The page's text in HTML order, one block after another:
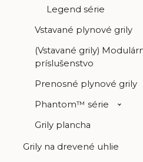
Legend série
Vstavané plynové grily
(Vstavané grily)
príslušenstvo
Prenosné plynové grily
Phantom™ série
Grily plancha
Grily na drevené uhlie